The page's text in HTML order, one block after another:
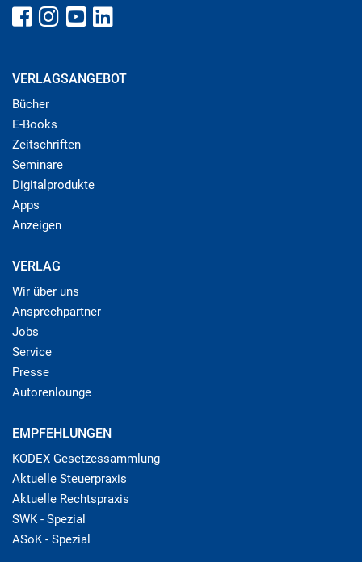
VERLAGSANGEBOT
Bücher
E-Books
Zeitschriften
Seminare
Digitalprodukte
Apps
Anzeigen
VERLAG
Wir über uns
Ansprechpartner
Jobs
Service
Presse
Autorenlounge
EMPFEHLUNGEN
KODEX Gesetzessammlung
Aktuelle Steuerpraxis
Aktuelle Rechtspraxis
SWK - Spezial
ASoK - Spezial